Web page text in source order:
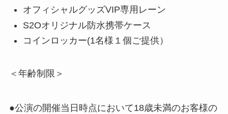
オフィシャルグッズVIP専用レーン
S2Oオリジナル防水携帯ケース
コインロッカー(1名様１個ご提供）
＜年齢制限＞
●公演の開催当日時点において18歳未満のお客様の